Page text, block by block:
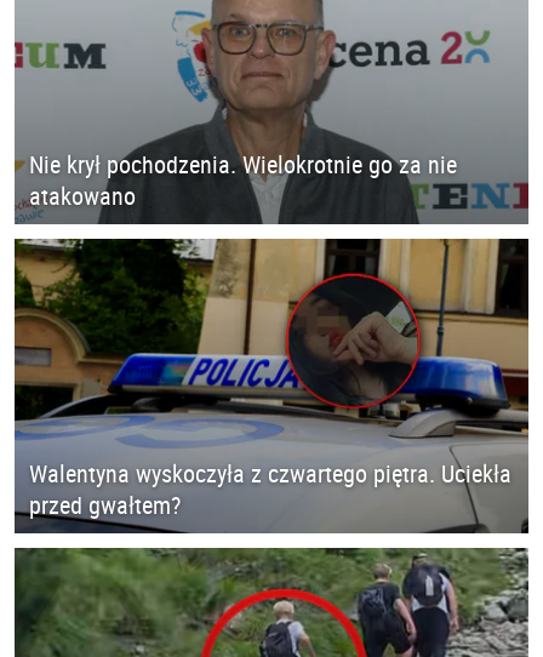
Nie krył pochodzenia. Wielokrotnie go za nie
atakowano
Walentyna wyskoczyła z czwartego piętra. Uciekła
przed gwałtem?